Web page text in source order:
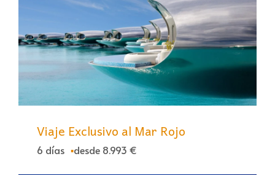
Viaje Exclusivo al Mar Rojo
6 días desde 8.993 €